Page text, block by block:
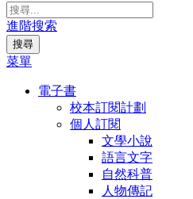
進階搜索
搜尋
菜單
電子書
校本訂閱計劃
個人訂閱
文學小說
語言文字
自然科普
人物傳記